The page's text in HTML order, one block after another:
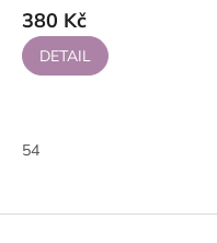
380 Kč
DETAIL
54
Z